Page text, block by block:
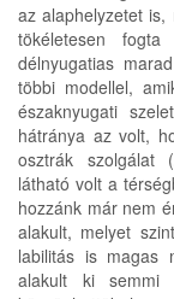
az alaphelyzetet
tökéletesen
délnyugatias
többi modellel,
északnyugati
hátránya az volt,
osztrák szolgálat
látható volt a
hozzánk már nem
alakult, melyet
labilitás is magas
alakult ki